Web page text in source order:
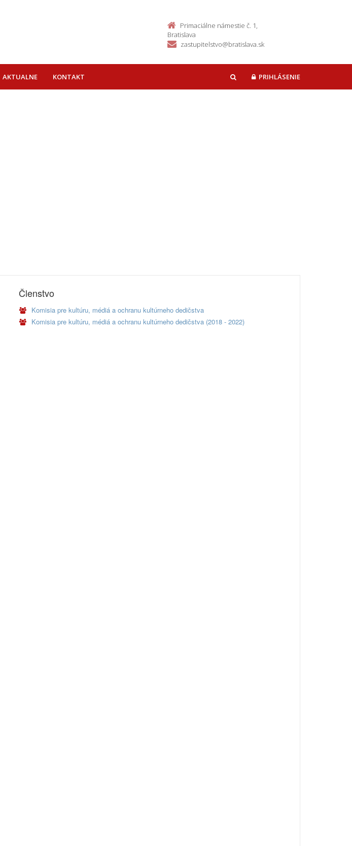
Primaciálne námestie č. 1,
Bratislava
zastupitelstvo@bratislava.sk
AKTUALNE KONTAKT HĽADAŤPRIHLÁSENIE
Členstvo
Komisia pre kultúru, médiá a ochranu kultúrneho dedičstva
Komisia pre kultúru, médiá a ochranu kultúrneho dedičstva (2018 - 2022)